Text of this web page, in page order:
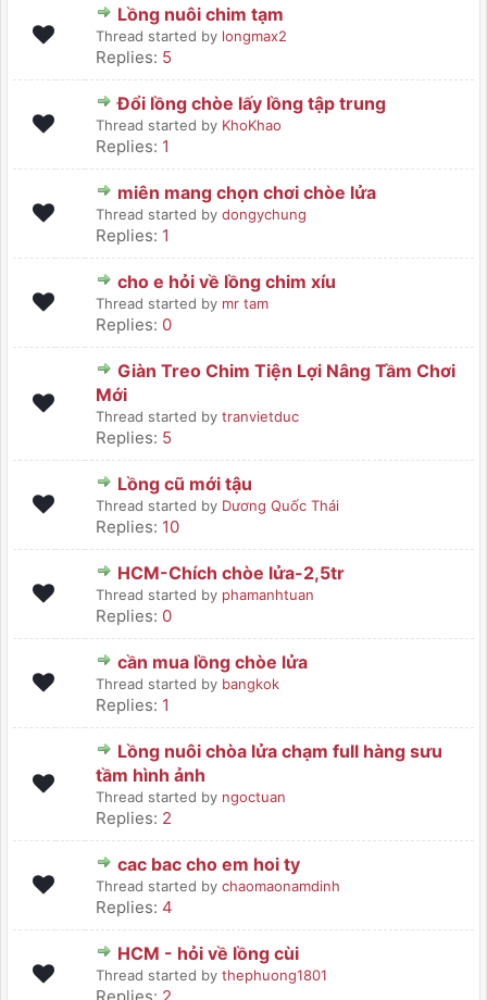
Lồng nuôi chim tạm
Thread started by longmax2
Replies: 5
Đổi lồng chòe lấy lồng tập trung
Thread started by KhoKhao
Replies: 1
miên mang chọn chơi chòe lửa
Thread started by dongychung
Replies: 1
cho e hỏi về lồng chim xíu
Thread started by mr tam
Replies: 0
Giàn Treo Chim Tiện Lợi Nâng Tầm Chơi
Mới
Thread started by tranvietduc
Replies: 5
Lồng cũ mới tậu
Thread started by Dương Quốc Thái
Replies: 10
HCM-Chích chòe lửa-2,5tr
Thread started by phamanhtuan
Replies: 0
cần mua lồng chòe lửa
Thread started by bangkok
Replies: 1
Lồng nuôi chòa lửa chạm full hàng sưu
tầm hình ảnh
Thread started by ngoctuan
Replies: 2
cac bac cho em hoi ty
Thread started by chaomaonamdinh
Replies: 4
HCM - hỏi về lồng cùi
Thread started by thephuong1801